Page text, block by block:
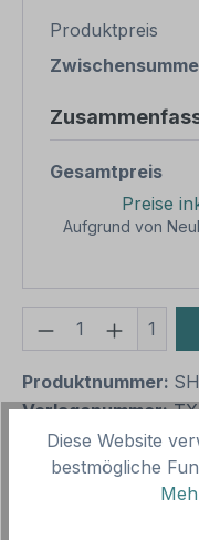
Produktpreis
Zwischensumme
Gesamtpreis
Preise
Aufgrund von
Produkt 1
Produktnummer:
Vorlagenummer:
Diese Website
bestmögliche